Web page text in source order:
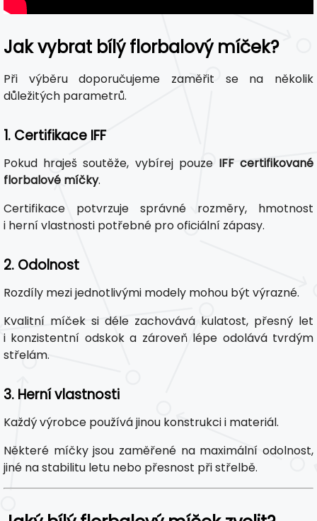
Jak vybrat bílý florbalový míček?
Při výběru doporučujeme zaměřit se na několik
důležitých parametrů.
1. Certifikace IFF
Pokud hraješ soutěže, vybírej pouze IFF certifikované
florbalové míčky.
Certifikace potvrzuje správné rozměry, hmotnost
i herní vlastnosti potřebné pro oficiální zápasy.
2. Odolnost
Rozdíly mezi jednotlivými modely mohou být výrazné.
Kvalitní míček si déle zachovává kulatost, přesný let
i konzistentní odskok a zároveň lépe odolává tvrdým
střelám.
3. Herní vlastnosti
Každý výrobce používá jinou konstrukci i materiál.
Některé míčky jsou zaměřené na maximální odolnost,
jiné na stabilitu letu nebo přesnost při střelbě.